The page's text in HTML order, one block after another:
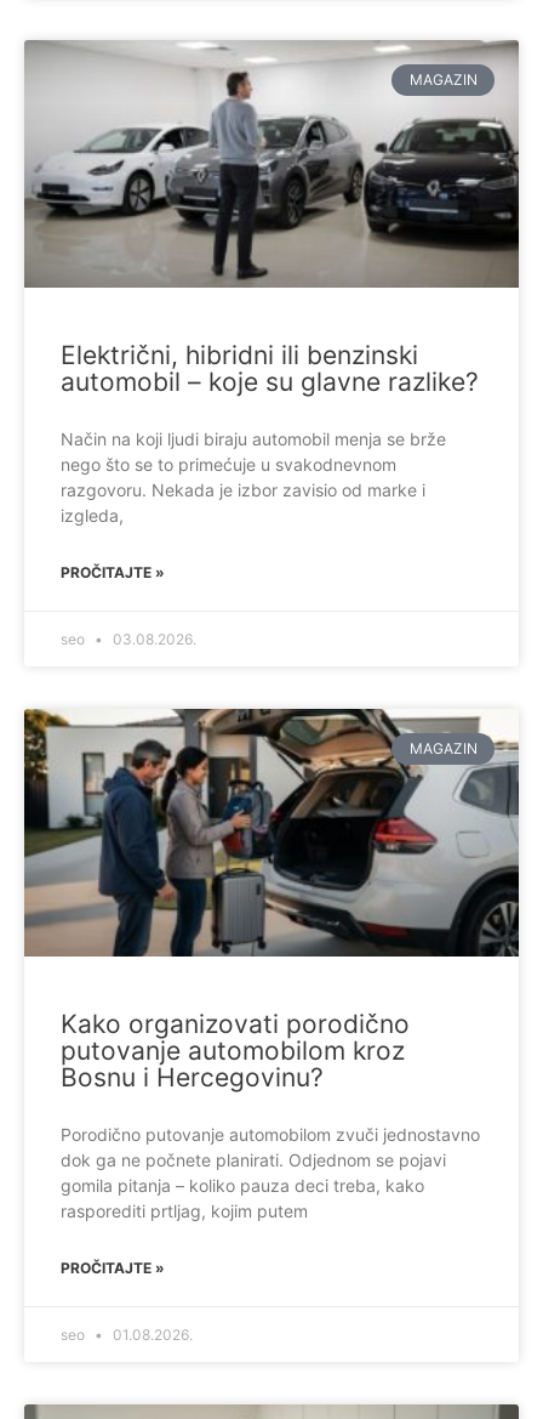
MAGAZIN
Električni, hibridni ili benzinski
automobil – koje su glavne razlike?
Način na koji ljudi biraju automobil menja se brže
nego što se to primećuje u svakodnevnom
razgovoru. Nekada je izbor zavisio od marke i
izgleda,
PROČITAJTE »
seo 03.08.2026.
MAGAZIN
Kako organizovati porodično
putovanje automobilom kroz
Bosnu i Hercegovinu?
Porodično putovanje automobilom zvuči jednostavno
dok ga ne počnete planirati. Odjednom se pojavi
gomila pitanja – koliko pauza deci treba, kako
rasporediti prtljag, kojim putem
PROČITAJTE »
seo 01.08.2026.